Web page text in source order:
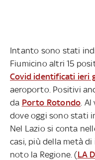
Intanto sono stati
Fiumicino altri 15
Covid identificati ieri
aeroporto. Positivi
da Porto Rotondo .
dove oggi sono stati
Nel Lazio si conta
casi, più della metà
noto la Regione. (LA